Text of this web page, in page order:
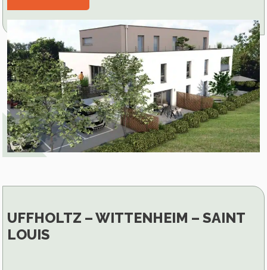
UFFHOLTZ – WITTENHEIM – SAINT
LOUIS